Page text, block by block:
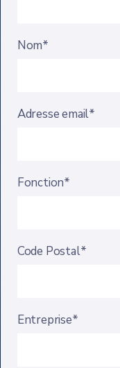
Nom*
Adresse email*
Fonction*
Code Postal*
Entreprise*